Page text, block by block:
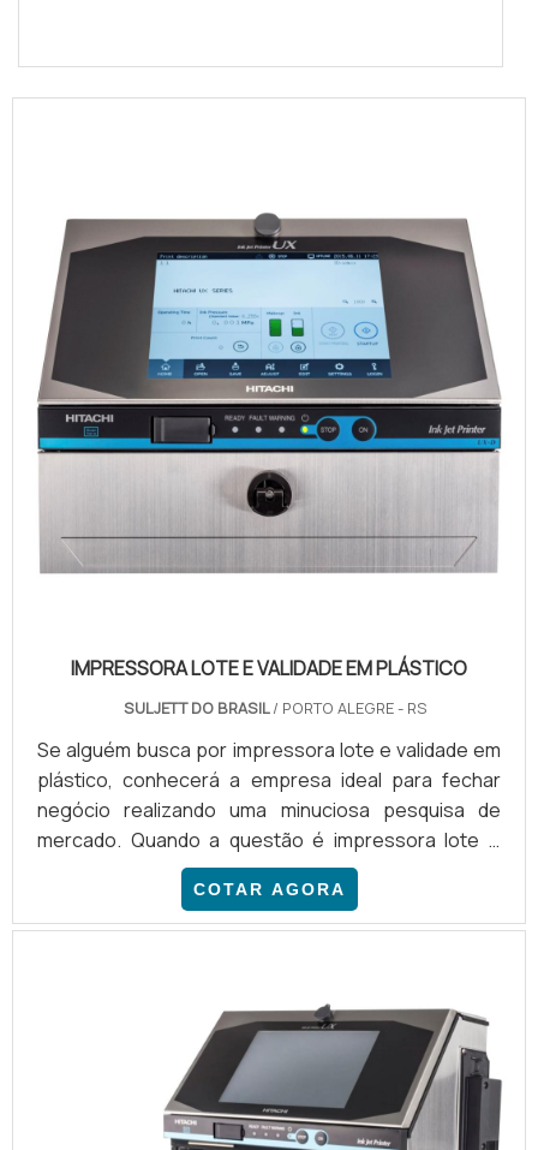
IMPRESSORA LOTE E VALIDADE EM PLÁSTICO
SULJETT DO BRASIL/ PORTO ALEGRE - RS
Se alguém busca por impressora lote e validade em
plástico, conhecerá a empresa ideal para fechar
negócio realizando uma minuciosa pesquisa de
mercado. Quando a questão é impressora lote e
validade em plástico, na Suljett do Brasil irá
encontrar precisão com comprometimento com os
resultados dos clientes.DETALHES SOBRE A
competência e excelência em uma áre...
COTAR AGORA